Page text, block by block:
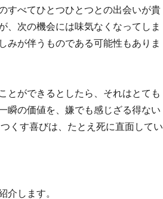
すべてひとつひとつとの出会いが貴
、次の機会には味気なくなってしま
みが伴うものである可能性もありま
とができるとしたら、それはとても
瞬の価値を、嫌でも感じざる得ない
くす喜びは、たとえ死に直面してい
介します。